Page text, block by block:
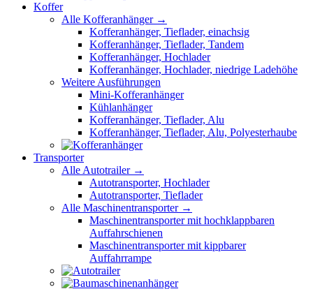
Koffer
Alle Kofferanhänger →
Kofferanhänger, Tieflader, einachsig
Kofferanhänger, Tieflader, Tandem
Kofferanhänger, Hochlader
Kofferanhänger, Hochlader, niedrige Ladehöhe
Weitere Ausführungen
Mini-Kofferanhänger
Kühlanhänger
Kofferanhänger, Tieflader, Alu
Kofferanhänger, Tieflader, Alu, Polyesterhaube
Transporter
Alle Autotrailer →
Autotransporter, Hochlader
Autotransporter, Tieflader
Alle Maschinentransporter →
Maschinentransporter mit hochklappbaren
Auffahrschienen
Maschinentransporter mit kippbarer
Auffahrrampe